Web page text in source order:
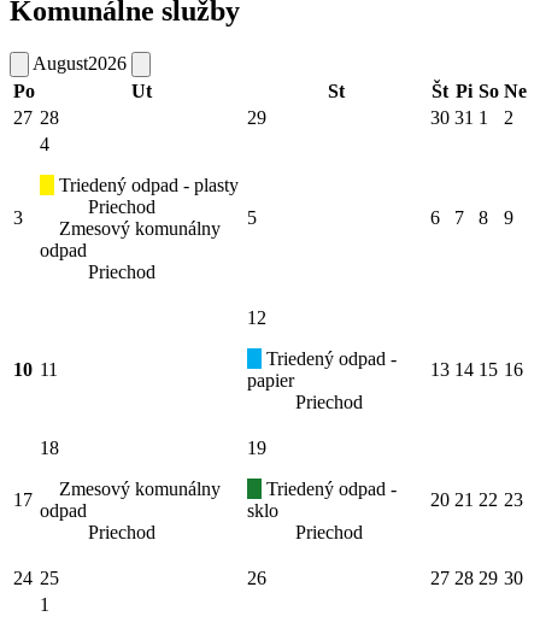
Komunálne služby
August2026
Po
Ut St Št Pi So Ne
27 28 29 30 31 1 2
3
4
Triedený odpad - plasty
Priechod
Zmesový komunálny
odpad
Priechod
5 6 7 8 9
10 11
12
Triedený odpad -
papier
Priechod
13 14 15 16
17
18
Zmesový komunálny
odpad
Priechod
19
Triedený odpad -
sklo
Priechod
20 21 22 23
24 25 26 27 28 29 30
1